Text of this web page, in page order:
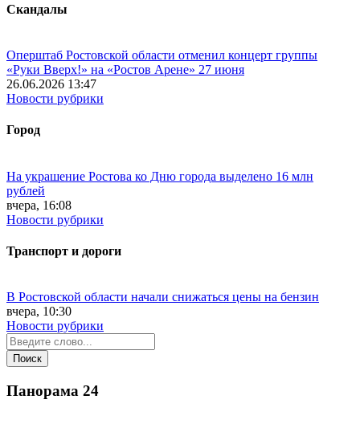
Скандалы
Оперштаб Ростовской области отменил концерт группы
«Руки Вверх!» на «Ростов Арене» 27 июня
26.06.2026 13:47
Новости рубрики
Город
На украшение Ростова ко Дню города выделено 16 млн
рублей
вчера, 16:08
Новости рубрики
Транспорт и дороги
В Ростовской области начали снижаться цены на бензин
вчера, 10:30
Новости рубрики
Панорама 24